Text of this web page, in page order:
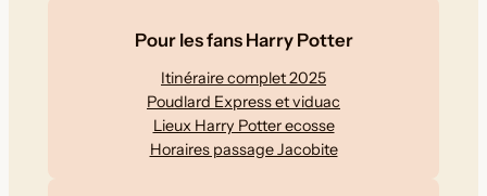
Pour les fans Harry Potter
Itinéraire complet 2025
Poudlard Express et viduac
Lieux Harry Potter ecosse
Horaires passage Jacobite